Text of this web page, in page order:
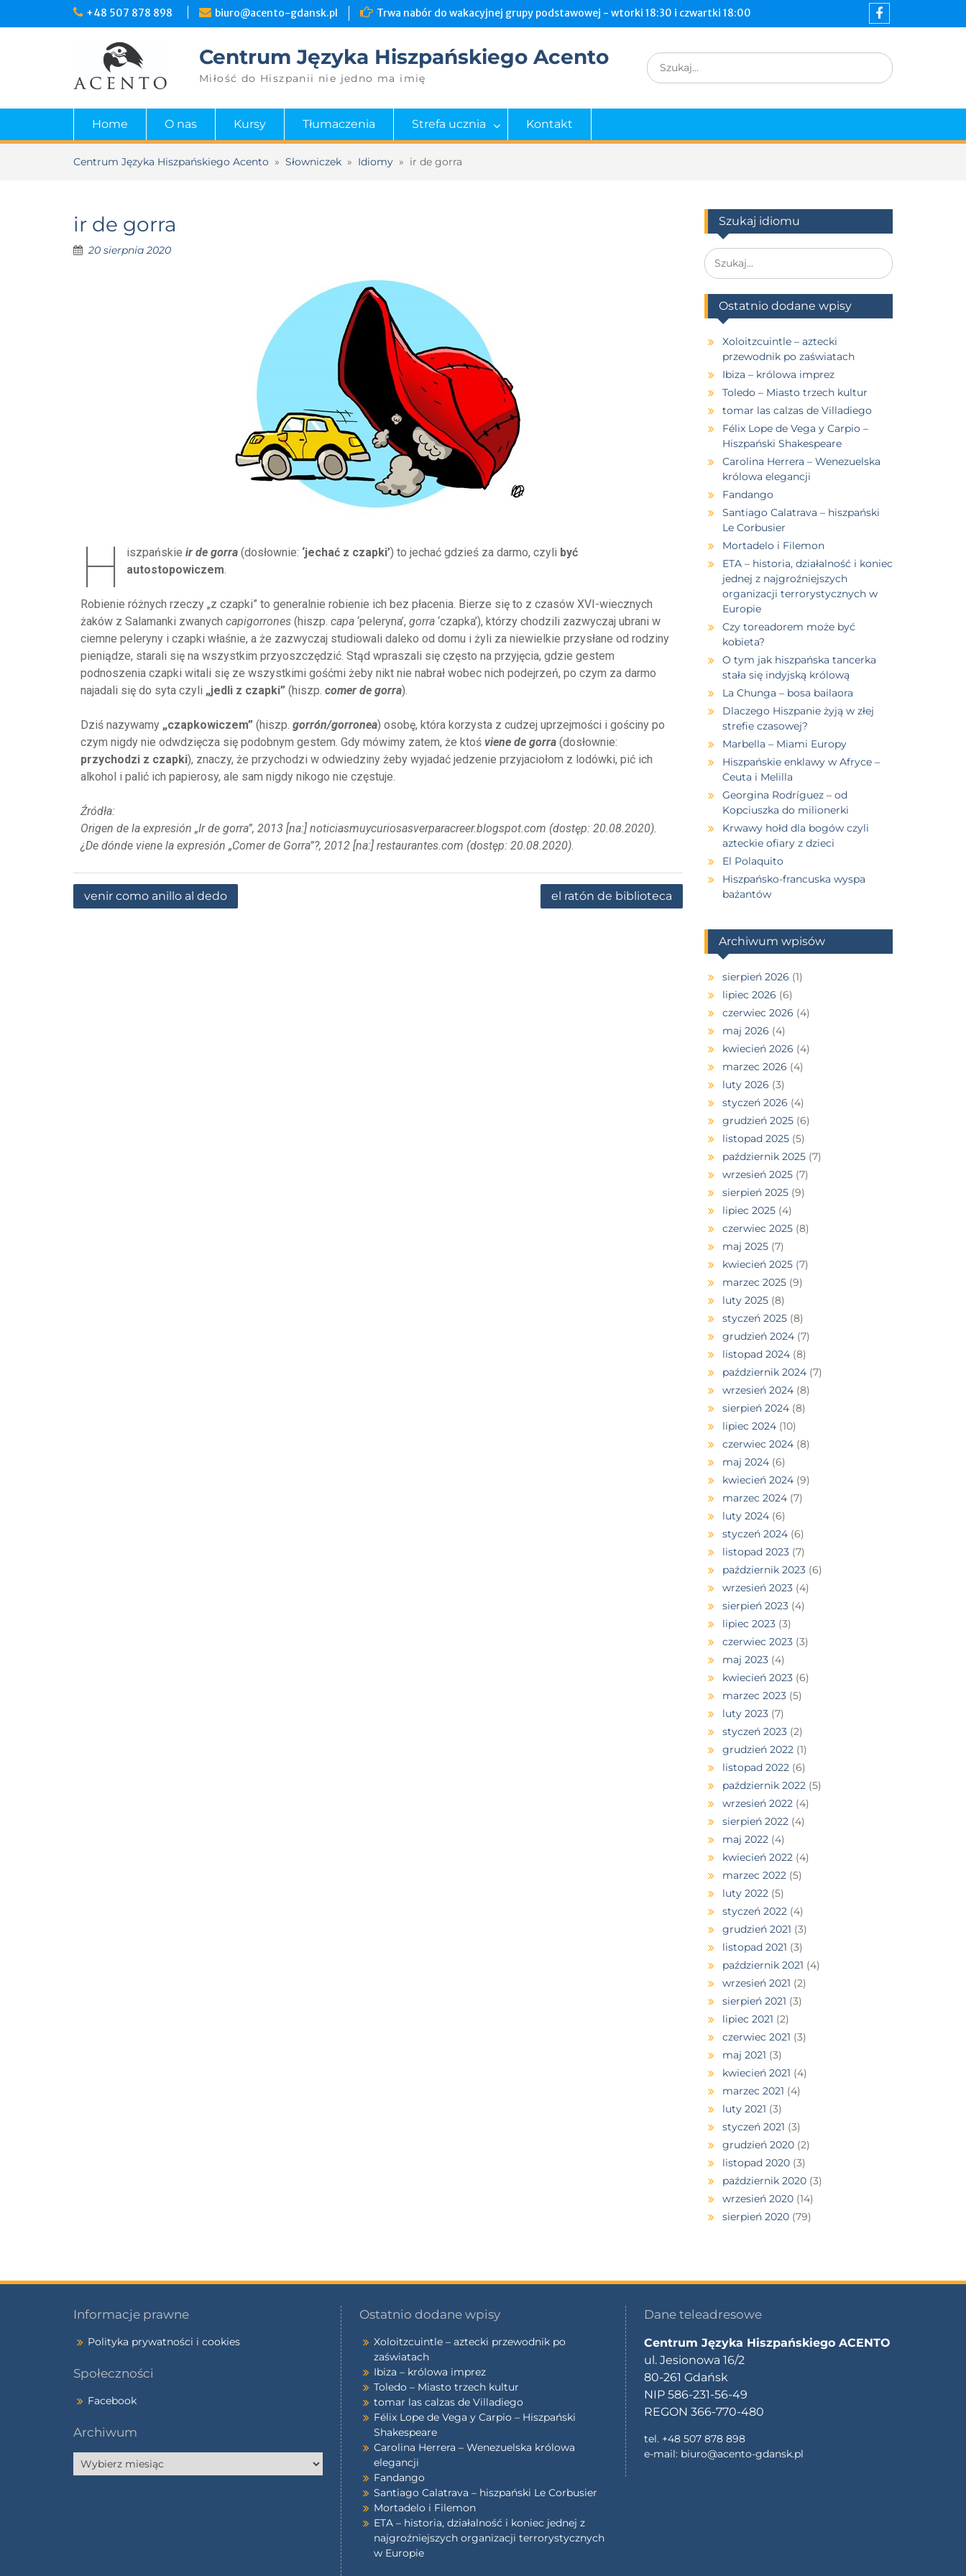
+48 507 878 898 biuro@acento-gdansk.pl Trwa nabór do wakacyjnej grupy podstawowej - wtorki 18:30 i czwartki 18:00
Centrum Języka Hiszpańskiego Acento
Miłość do Hiszpanii nie jedno ma imię
Home O nas Kursy Tłumaczenia Strefa ucznia Kontakt
Centrum Języka Hiszpańskiego Acento » Słowniczek » Idiomy » ir de gorra
ir de gorra
20 sierpnia 2020
H iszpańskie ir de gorra (dosłownie: ‘jechać z czapki’) to jechać gdzieś za darmo, czyli być
autostopowiczem.
Robienie różnych rzeczy „z czapki” to generalnie robienie ich bez płacenia. Bierze się to z czasów XVI-wiecznych
żaków z Salamanki zwanych capigorrones (hiszp. capa ‘peleryna’, gorra ‘czapka’), którzy chodzili zazwyczaj ubrani w
ciemne peleryny i czapki właśnie, a że zazwyczaj studiowali daleko od domu i żyli za niewielkie przysłane od rodziny
pieniądze, starali się na wszystkim przyoszczędzić. Stąd wpraszali się często na przyjęcia, gdzie gestem
podnoszenia czapki witali się ze wszystkimi gośćmi żeby nikt nie nabrał wobec nich podejrzeń, po czym za darmo
najadali się do syta czyli „jedli z czapki” (hiszp. comer de gorra).
Dziś nazywamy „czapkowiczem” (hiszp. gorrón/gorronea) osobę, która korzysta z cudzej uprzejmości i gościny po
czym nigdy nie odwdzięcza się podobnym gestem. Gdy mówimy zatem, że ktoś viene de gorra (dosłownie:
przychodzi z czapki), znaczy, że przychodzi w odwiedziny żeby wyjadać jedzenie przyjaciołom z lodówki, pić ich
alkohol i palić ich papierosy, ale sam nigdy nikogo nie częstuje.
Źródła:
Origen de la expresión „Ir de gorra”, 2013 [na:] noticiasmuycuriosasverparacreer.blogspot.com (dostęp: 20.08.2020).
¿De dónde viene la expresión „Comer de Gorra”?, 2012 [na:] restaurantes.com (dostęp: 20.08.2020).
venir como anillo al dedo el ratón de biblioteca
Szukaj idiomu
Ostatnio dodane wpisy
Xoloitzcuintle – aztecki
przewodnik po zaświatach
Ibiza – królowa imprez
Toledo – Miasto trzech kultur
tomar las calzas de Villadiego
Félix Lope de Vega y Carpio –
Hiszpański Shakespeare
Carolina Herrera – Wenezuelska
królowa elegancji
Fandango
Santiago Calatrava – hiszpański
Le Corbusier
Mortadelo i Filemon
ETA – historia, działalność i koniec
jednej z najgroźniejszych
organizacji terrorystycznych w
Europie
Czy toreadorem może być
kobieta?
O tym jak hiszpańska tancerka
stała się indyjską królową
La Chunga – bosa bailaora
Dlaczego Hiszpanie żyją w złej
strefie czasowej?
Marbella – Miami Europy
Hiszpańskie enklawy w Afryce –
Ceuta i Melilla
Georgina Rodríguez – od
Kopciuszka do milionerki
Krwawy hołd dla bogów czyli
azteckie ofiary z dzieci
El Polaquito
Hiszpańsko-francuska wyspa
bażantów
Archiwum wpisów
sierpień 2026 (1)
lipiec 2026 (6)
czerwiec 2026 (4)
maj 2026 (4)
kwiecień 2026 (4)
marzec 2026 (4)
luty 2026 (3)
styczeń 2026 (4)
grudzień 2025(6)
listopad 2025(5)
październik 2025(7)
wrzesień 2025(7)
sierpień 2025(9)
lipiec 2025(4)
czerwiec 2025(8)
maj 2025(7)
kwiecień 2025(7)
marzec 2025(9)
luty 2025(8)
styczeń 2025(8)
grudzień 2024(7)
listopad 2024(8)
październik 2024(7)
wrzesień 2024(8)
sierpień 2024(8)
lipiec 2024(10)
czerwiec 2024(8)
maj 2024(6)
kwiecień 2024(9)
marzec 2024(7)
luty 2024(6)
styczeń 2024(6)
listopad 2023(7)
październik 2023(6)
wrzesień 2023(4)
sierpień 2023(4)
lipiec 2023(3)
czerwiec 2023(3)
maj 2023(4)
kwiecień 2023(6)
marzec 2023(5)
luty 2023(7)
styczeń 2023(2)
grudzień 2022(1)
listopad 2022(6)
październik 2022(5)
wrzesień 2022(4)
sierpień 2022(4)
maj 2022(4)
kwiecień 2022(4)
marzec 2022(5)
luty 2022(5)
styczeń 2022(4)
grudzień 2021 (3)
listopad 2021 (3)
październik 2021 (4)
wrzesień 2021 (2)
sierpień 2021 (3)
lipiec 2021 (2)
czerwiec 2021 (3)
maj 2021 (3)
kwiecień 2021 (4)
marzec 2021 (4)
luty 2021 (3)
styczeń 2021 (3)
grudzień 2020(2)
listopad 2020(3)
październik 2020(3)
wrzesień 2020(14)
sierpień 2020(79)
Informacje prawne
Polityka prywatności i cookies
Społeczności
Facebook
Archiwum
Ostatnio dodane wpisy
Xoloitzcuintle – aztecki przewodnik po
zaświatach
Ibiza – królowa imprez
Toledo – Miasto trzech kultur
tomar las calzas de Villadiego
Félix Lope de Vega y Carpio – Hiszpański
Shakespeare
Carolina Herrera – Wenezuelska królowa
elegancji
Fandango
Santiago Calatrava – hiszpański Le Corbusier
Mortadelo i Filemon
ETA – historia, działalność i koniec jednej z
najgroźniejszych organizacji terrorystycznych
w Europie
Dane teleadresowe
Centrum Języka Hiszpańskiego ACENTO
ul. Jesionowa 16/2
80-261 Gdańsk
NIP 586-231-56-49
REGON 366-770-480
tel. +48 507 878 898
e-mail: biuro@acento-gdansk.pl